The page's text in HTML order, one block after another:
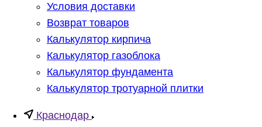
Условия доставки
Возврат товаров
Калькулятор кирпича
Калькулятор газоблока
Калькулятор фундамента
Калькулятор тротуарной плитки
Краснодар